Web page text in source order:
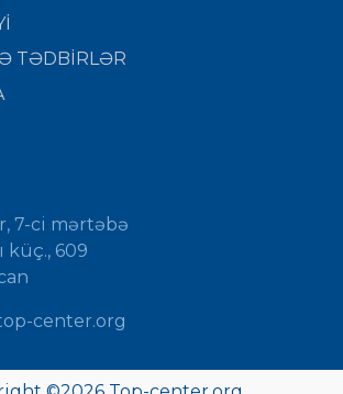
TƏDBİRLƏR
7-ci mərtəbə
küç., 609
center.org